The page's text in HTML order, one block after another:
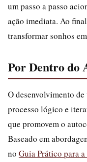
um passo a passo
ação imediata. Ao
transformar sonhos
Por Dentro do
O desenvolvimento
processo lógico e
que promovem o
Baseado em
no Guia Prático para